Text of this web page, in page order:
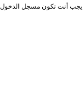
يجب أنت تكون مسجل الدخول